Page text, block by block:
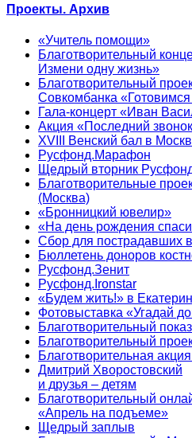
Проекты. Архив
«Учитель помощи»
Благотворительный
Измени одну жизнь»
Благотворительный
Совкомбанка
Гала-концерт «Иван
Акция «Последний
XVIII Венский бал в
Русфонд.Марафон
Щедрый вторник
Благотворительные
(Москва)
«Бронницкий ювелир»
«На день рождения
Сбор для пострадавших
Бюллетень доноров
Русфонд.Зенит
Русфонд.Ironstar
«Будем жить!» в
Фотовыставка «Угадай
Благотворительный
Благотворительный
Благотворительная
Дмитрий Хворостовский
и друзья – детям
Благотворительный
«Апрель на подъеме»
Щедрый заплыв